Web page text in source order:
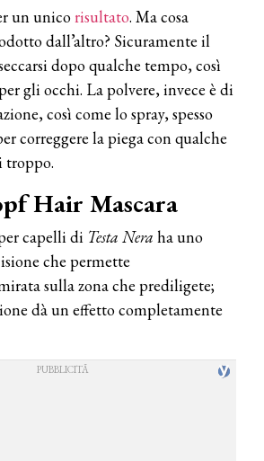
un unicorisultato. Ma cosa
dall’altro? Sicuramente il
dopo qualche tempo, così
gli occhi. La polvere, invece è di
così come lo spray, spesso
correggere la piega con qualche
troppo.
Hair Mascara
capelli di Testa Nera ha uno
che permette
sulla zona che prediligete;
dà un effetto completamente